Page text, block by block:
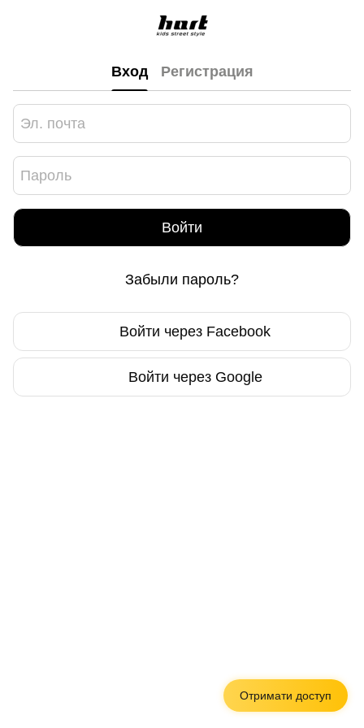
Вход Регистрация
Войти
Забыли пароль?
Войти через Facebook
Войти через Google
Отримати доступ